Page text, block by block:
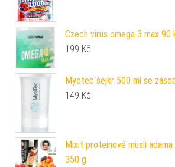
Czech virus omega 3 max 90
199 Kč
Myotec šejkr 500 ml se
149 Kč
Mixit proteinové müsli
350 g